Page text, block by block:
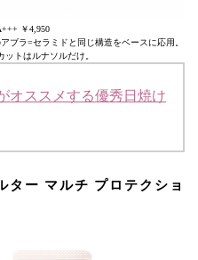
￥4,950
ブラ=セラミドと同じ構造をベースに応用。
ットはルナソルだけ。
オススメする優秀日焼け
ター マルチ プロテクショ